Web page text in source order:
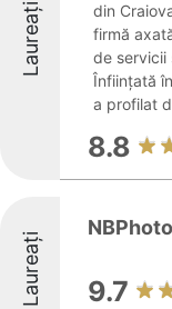
Laureați
din
firmă
de servicii
Înființată
a profilat
8.8
Laureați 9.7